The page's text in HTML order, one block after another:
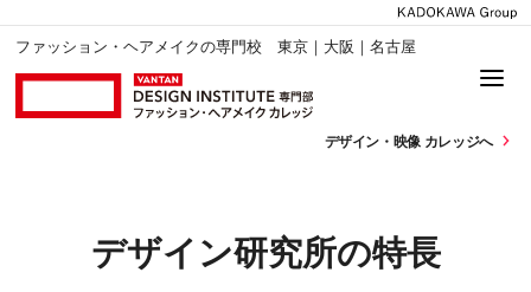
ファッション・ヘアメイクの専門校 東京｜大阪｜名古屋
デザイン・ 映像 カレッジへ
デザイン研究所の特長